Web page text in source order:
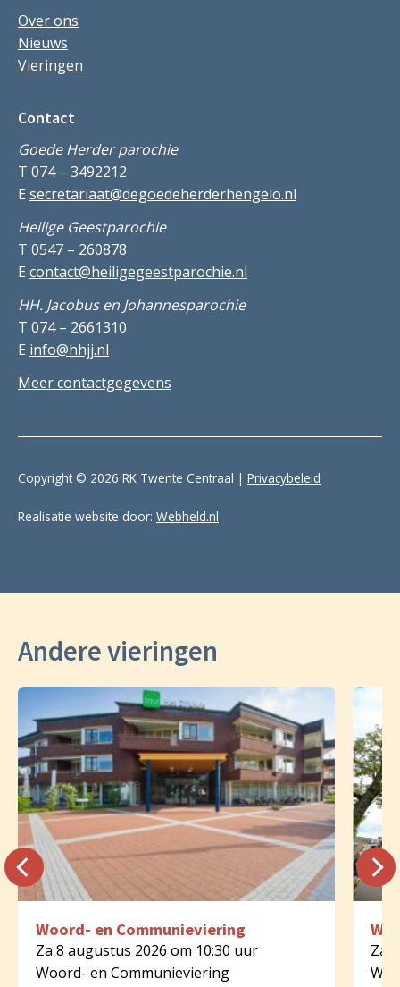
Over ons
Nieuws
Vieringen
Contact
Goede Herder parochie
T 074 – 3492212
E secretariaat@degoedeherderhengelo.nl
Heilige Geestparochie
T 0547 – 260878
E contact@heiligegeestparochie.nl
HH. Jacobus en Johannesparochie
T 074 – 2661310
E info@hhjj.nl
Meer contactgegevens
Copyright © 2026 RK Twente Centraal | Privacybeleid
Realisatie website door: Webheld.nl
Andere vieringen
Woord- en Communieviering
Za 8 augustus 2026 om 10:30 uur
Woord- en Communieviering
Za